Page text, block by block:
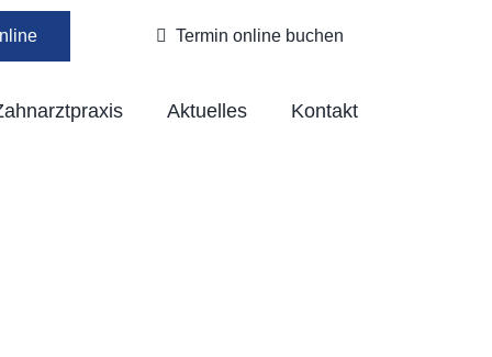
Termin online buchen
Aktuelles Kontakt